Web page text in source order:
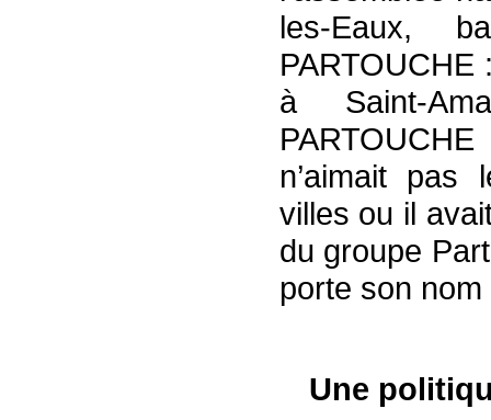
les-Eaux,
à Saint-
n’aimait pas
villes ou il
du groupe
porte son
Une